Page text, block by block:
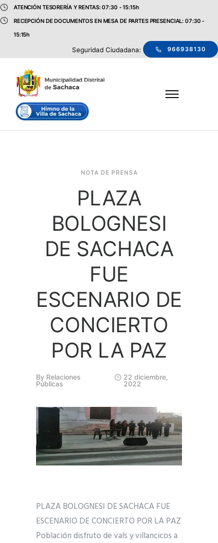
ATENCIÓN TESORERÍA Y RENTAS: 07:30 - 15:15h
RECEPCIÓN DE DOCUMENTOS EN MESA DE PARTES PRESENCIAL: 07:30 -
15:15h
Seguridad Ciudadana: 966938130
NOTA DE PRENSA
PLAZA
BOLOGNESI
DE SACHACA
FUE
ESCENARIO DE
CONCIERTO
POR LA PAZ
By Relaciones
Públicas
22 diciembre,
2022
PLAZA BOLOGNESI DE SACHACA FUE
ESCENARIO DE CONCIERTO POR LA PAZ
Población disfruto de vals y villancicos a